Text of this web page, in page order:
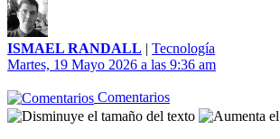
ISMAEL RANDALL | Tecnología
Martes, 19 Mayo 2026 a las 9:36 am
Comentarios